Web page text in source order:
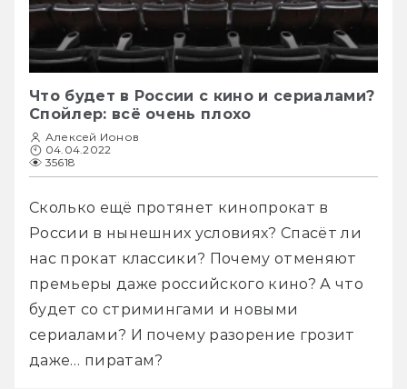
Что будет в России с кино и сериалами?
Спойлер: всё очень плохо
Алексей Ионов
04.04.2022
35618
Сколько ещё протянет кинопрокат в
России в нынешних условиях? Спасёт ли
нас прокат классики? Почему отменяют
премьеры даже российского кино? А что
будет со стримингами и новыми
сериалами? И почему разорение грозит
даже… пиратам?